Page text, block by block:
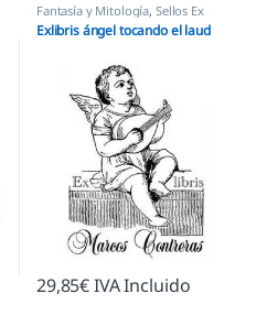
Fantasía y Mitología, Sellos Ex
Libris
Exlibris ángel tocando el laud
29,85€IVA Incluido